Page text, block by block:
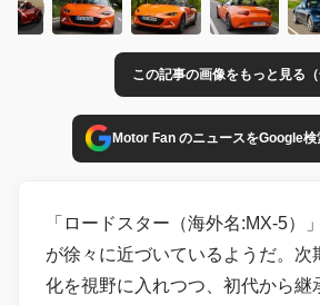
この記事の画像をもっと見る（
Motor Fan のニュースをGoogle検
「ロードスター（海外名:MX-5）
が徐々に近づいているようだ。次
化を視野に入れつつ、初代から継